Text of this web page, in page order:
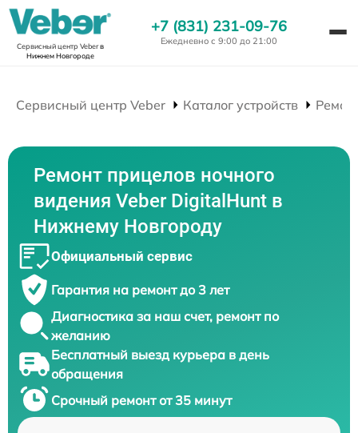
Сервисный центр Veberв
Нижнем Новгороде
+7 (831) 231-09-76
Ежедневно с 9:00 до 21:00
Сервисный центр Veber Каталог устройств
Ремонт прицелов ночного
видения Veber DigitalHunt в
Нижнему Новгороду
Официальный сервис
Гарантия на ремонт до 3 лет
Диагностика за наш счет, ремонт по
желанию
Бесплатный выезд курьера в день
обращения
Срочный ремонт от 35 минут